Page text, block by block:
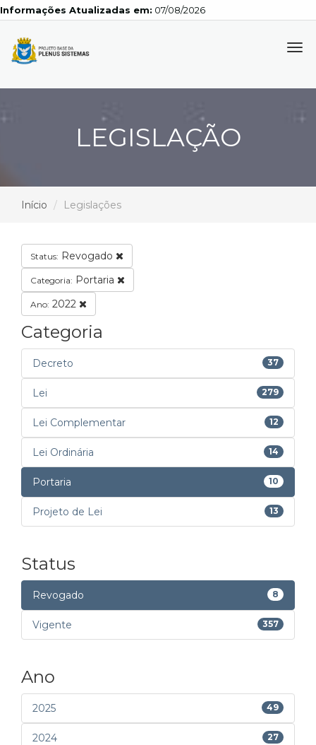
Atualizadas em: 07/08/2026
LEGISLAÇÃO
Início Legislações
Status: Revogado
Categoria: Portaria
Ano: 2022
Categoria
Decreto 37
Lei 279
Lei Complementar 12
Lei Ordinária 14
Portaria 10
Projeto de Lei 13
Status
Revogado 8
Vigente 357
Ano
2025 49
2024 27